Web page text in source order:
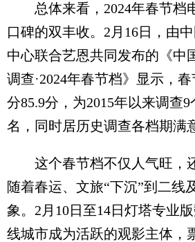
总体来看，2024年春节档
口碑的双丰收。2月16日，由
中心联合艺恩共同发布的《中
调查·2024年春节档》显示，
分85.9分，为2015年以来调查
名，同时居历史调查各档期满
这个春节档不仅人气旺，
随着春运、文旅“下沉”到二线
象。2月10日至14日灯塔专业
线城市成为活跃的观影主体，